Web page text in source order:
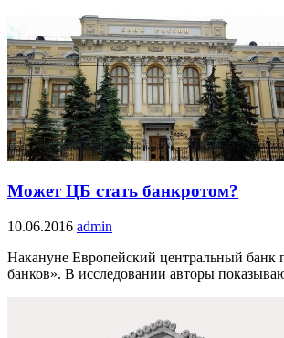
Может ЦБ стать банкротом?
10.06.2016 admin
Накануне Европейский центральный банк
банков». В исследовании авторы